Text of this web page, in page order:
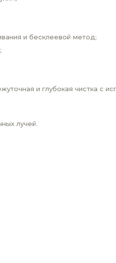
и бесклеевой метод;
и глубокая чистка с
лучей.